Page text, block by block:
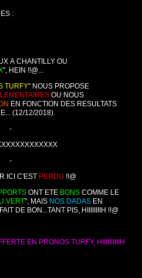
:
A CHANTILLY OU
", HEIN !!@...
TURFY" NOUS PROPOSE
OU NOUS
EN FONCTION DES RESULTATS
(12/12/2018).
-
-
ICI C'EST PERDU !!@
ONT ETE BONS COMME LE
VERT", MAIS NOS DADAS EN
DE BON...TANT PIS, HIIIIIIIIH !!@
EN PRONOS TURFY, HIIIIIIIIIIH